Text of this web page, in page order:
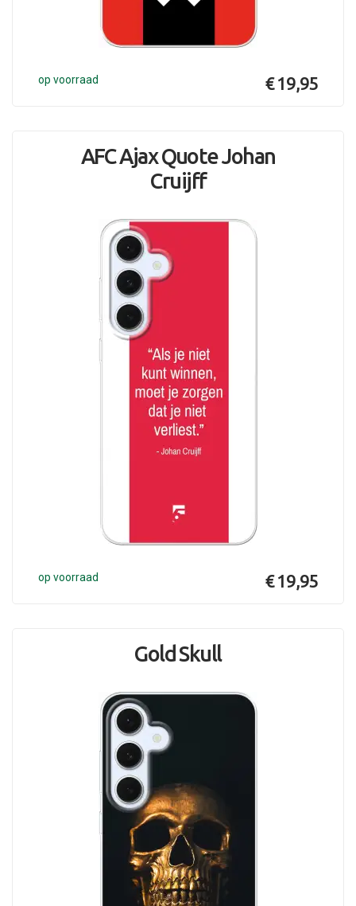
op voorraad € 19,95
AFC Ajax Quote Johan
Cruijff
op voorraad € 19,95
Gold Skull